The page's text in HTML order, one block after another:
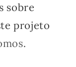
sobre
projeto
.